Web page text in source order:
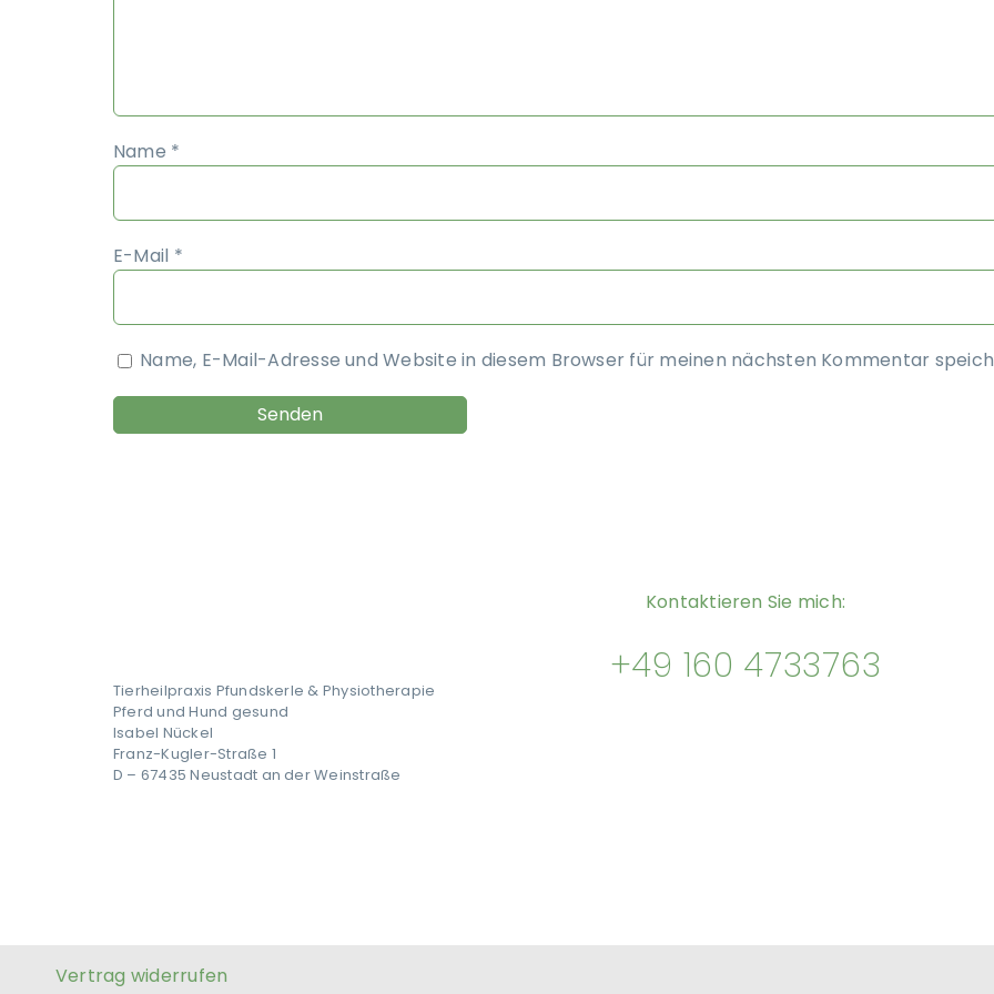
Name *
E-Mail *
Name, E-Mail-Adresse und Website in diesem Browser für meinen nächsten Kommentar
Tierheilpraxis Pfundskerle & Physiotherapie
Pferd und Hund gesund
Isabel Nückel
Franz-Kugler-Straße 1
D – 67435 Neustadt an der Weinstraße
Kontaktieren Sie mich:
+49 160 4733763
Vertrag widerrufen